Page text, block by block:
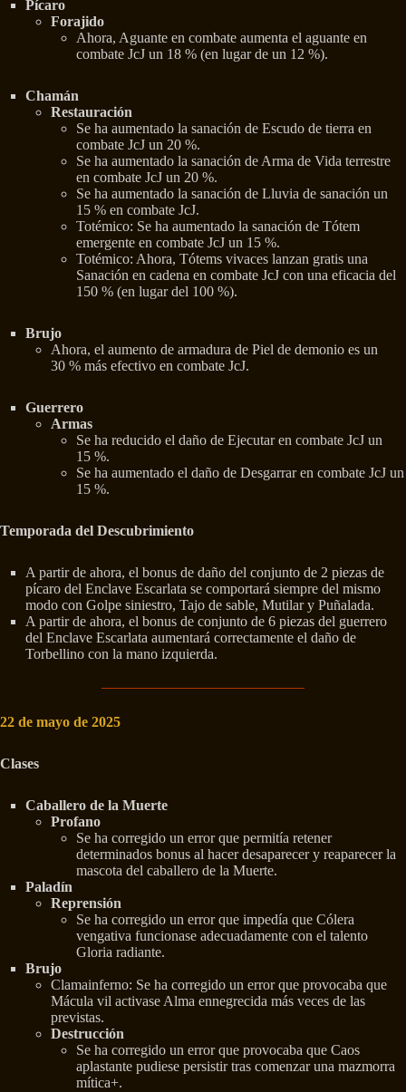
Pícaro
Forajido
Ahora, Aguante en combate aumenta el aguante en
combate JcJ un 18 % (en lugar de un 12 %).
Chamán
Restauración
Se ha aumentado la sanación de Escudo de tierra en
combate JcJ un 20 %.
Se ha aumentado la sanación de Arma de Vida terrestre
en combate JcJ un 20 %.
Se ha aumentado la sanación de Lluvia de sanación un
15 % en combate JcJ.
Totémico: Se ha aumentado la sanación de Tótem
emergente en combate JcJ un 15 %.
Totémico: Ahora, Tótems vivaces lanzan gratis una
Sanación en cadena en combate JcJ con una eficacia del
150 % (en lugar del 100 %).
Brujo
Ahora, el aumento de armadura de Piel de demonio es un
30 % más efectivo en combate JcJ.
Guerrero
Armas
Se ha reducido el daño de Ejecutar en combate JcJ un
15 %.
Se ha aumentado el daño de Desgarrar en combate JcJ un
15 %.
Temporada del Descubrimiento
A partir de ahora, el bonus de daño del conjunto de 2 piezas de
pícaro del Enclave Escarlata se comportará siempre del mismo
modo con Golpe siniestro, Tajo de sable, Mutilar y Puñalada.
A partir de ahora, el bonus de conjunto de 6 piezas del guerrero
del Enclave Escarlata aumentará correctamente el daño de
Torbellino con la mano izquierda.
22 de mayo de 2025
Clases
Caballero de la Muerte
Profano
Se ha corregido un error que permitía retener
determinados bonus al hacer desaparecer y reaparecer la
mascota del caballero de la Muerte.
Paladín
Reprensión
Se ha corregido un error que impedía que Cólera
vengativa funcionase adecuadamente con el talento
Gloria radiante.
Brujo
Clamainferno: Se ha corregido un error que provocaba que
Mácula vil activase Alma ennegrecida más veces de las
previstas.
Destrucción
Se ha corregido un error que provocaba que Caos
aplastante pudiese persistir tras comenzar una mazmorra
mítica+.